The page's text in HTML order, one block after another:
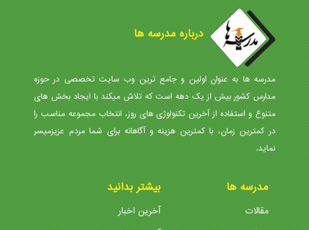
درباره مدرسه ها
مدرسه ها به عنوان اولین و جامع ترین وب سایت تخصصی در حوزه
مدارس کشور بیش از یک دهه است که تلاش میکند با ایجاد بخش های
متنوع و استفاده از آخرین تکنولوژی های روز، انتخاب مجموعه مناسب را
در کمترین زمان، با کمترین هزینه و آگاهانه برای شما مردم عزیزمیسر
نماید.
مدرسه ها
مقالات
بیشتر بدانید
آخرین اخبار